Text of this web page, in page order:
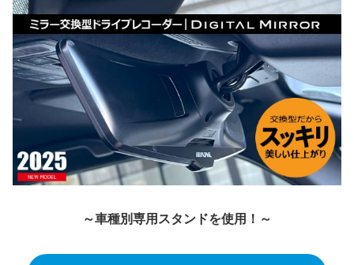
～車種別専用スタンドを使用！～